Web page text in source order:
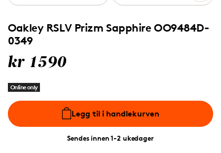
Oakley RSLV Prizm Sapphire OO9484D-
0349
kr 1590
Online only
Legg til i handlekurven
Sendes innen 1-2 ukedager